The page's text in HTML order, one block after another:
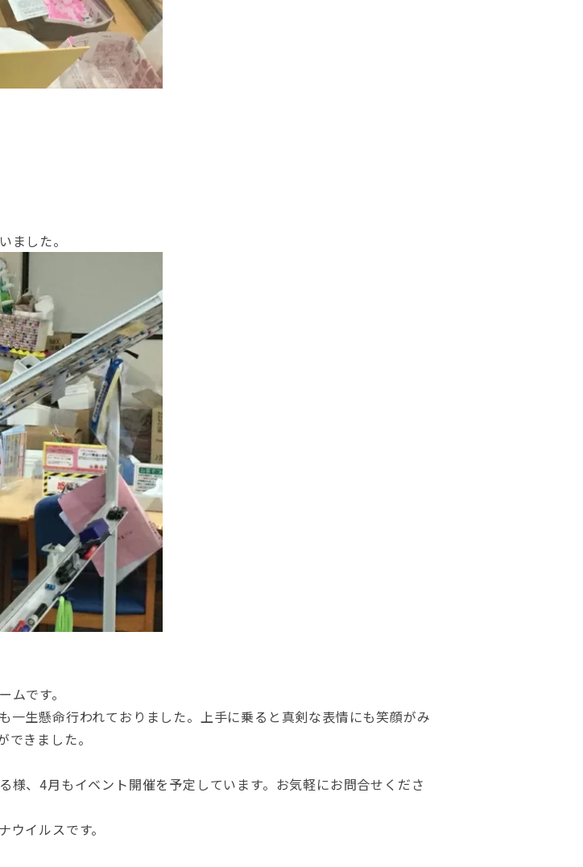
ました。
です。
一生懸命行われておりました。上手に乗ると真剣な表情にも笑顔がみ
きました。
、4月もイベント開催を予定しています。お気軽にお問合せくださ
イルスです。